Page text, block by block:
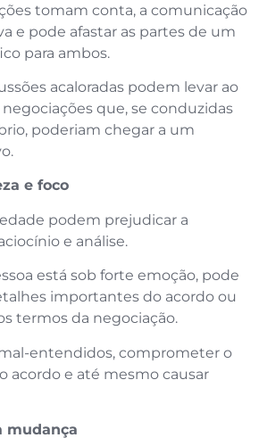
tomam conta, a comunicação
e pode afastar as partes de um
para ambos.
acaloradas podem levar ao
que, se conduzidas
poderiam chegar a um
e foco
podem prejudicar a
e análise.
está sob forte emoção, pode
importantes do acordo ou
termos da negociação.
entendidos, comprometer o
acordo e até mesmo causar
mudança